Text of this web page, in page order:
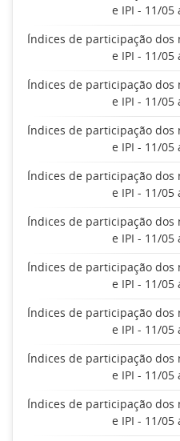
e IPI - 11/05
Índices de participação dos
e IPI - 11/05
Índices de participação dos
e IPI - 11/05
Índices de participação dos
e IPI - 11/05
Índices de participação dos
e IPI - 11/05
Índices de participação dos
e IPI - 11/05
Índices de participação dos
e IPI - 11/05
Índices de participação dos
e IPI - 11/05
Índices de participação dos
e IPI - 11/05
Índices de participação dos
e IPI - 11/05